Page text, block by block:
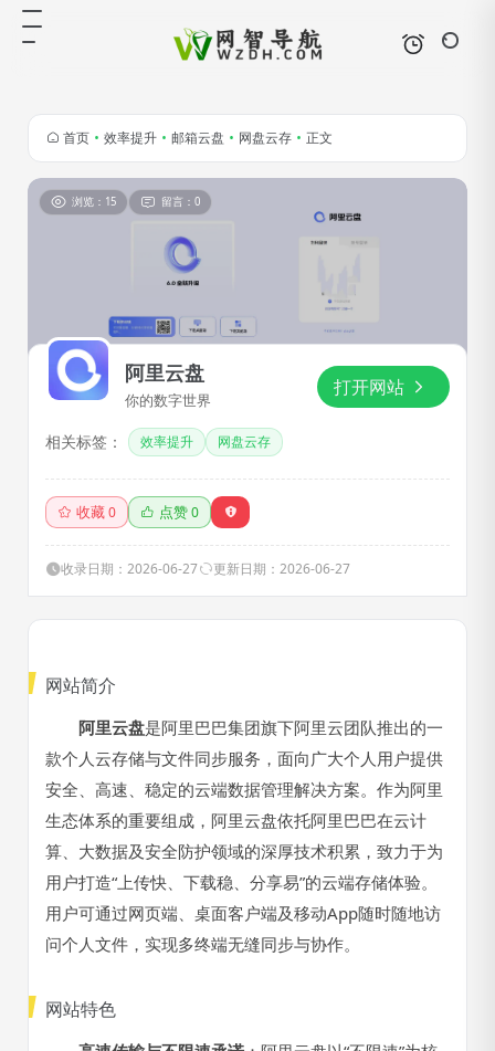
首页 • 效率提升 • 邮箱云盘 • 网盘云存 • 正文
浏览：15 留言：0
阿里云盘
你的数字世界
打开网站
相关标签： 效率提升 网盘云存
收藏0 点赞0
收录日期：2026-06-27 更新日期：2026-06-27
网站简介
阿里云盘是阿里巴巴集团旗下阿里云团队推出的一
款个人云存储与文件同步服务，面向广大个人用户提供
安全、高速、稳定的云端数据管理解决方案。作为阿里
生态体系的重要组成，阿里云盘依托阿里巴巴在云计
算、大数据及安全防护领域的深厚技术积累，致力于为
用户打造“上传快、下载稳、分享易”的云端存储体验。
用户可通过网页端、桌面客户端及移动App随时随地访
问个人文件，实现多终端无缝同步与协作。
网站特色